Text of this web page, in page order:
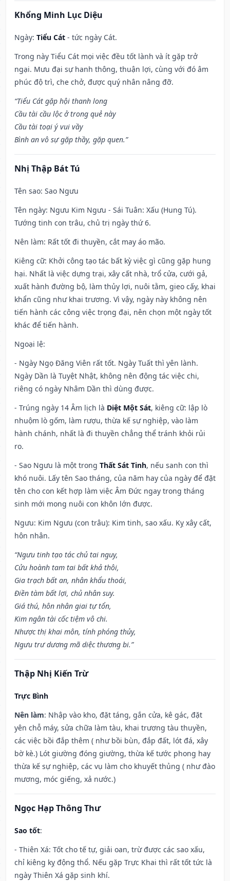
Khổng Minh Lục Diệu
Ngày: Tiểu Cát - tức ngày Cát.
Trong này Tiểu Cát mọi việc đều tốt lành và ít gặp trở
ngại. Mưu đại sự hanh thông, thuận lợi, cùng với đó âm
phúc độ trì, che chở, được quý nhân nâng đỡ.
“Tiểu Cát gặp hội thanh long
Cầu tài cầu lộc ở trong quẻ này
Cầu tài toại ý vui vầy
Bình an vô sự gặp thầy, gặp quen.”
Nhị Thập Bát Tú
Tên sao: Sao Ngưu
Tên ngày: Ngưu Kim Ngưu - Sái Tuân: Xấu (Hung Tú).
Tướng tinh con trâu, chủ trị ngày thứ 6.
Nên làm: Rất tốt đi thuyền, cắt may áo mão.
Kiêng cữ: Khởi công tạo tác bất kỳ việc gì cũng gặp hung
hại. Nhất là việc dựng trại, xây cất nhà, trổ cửa, cưới gả,
xuất hành đường bộ, làm thủy lợi, nuôi tằm, gieo cấy, khai
khẩn cũng như khai trương. Vì vậy, ngày này không nên
tiến hành các công việc trọng đại, nên chọn một ngày tốt
khác để tiến hành.
Ngoại lệ:
- Ngày Ngọ Đăng Viên rất tốt. Ngày Tuất thì yên lành.
Ngày Dần là Tuyệt Nhật, không nên động tác việc chi,
riêng có ngày Nhâm Dần thì dùng được.
- Trúng ngày 14 Âm lịch là Diệt Một Sát, kiêng cữ: lập lò
nhuộm lò gốm, làm rượu, thừa kế sự nghiệp, vào làm
hành chánh, nhất là đi thuyền chẳng thể tránh khỏi rủi
ro.
- Sao Ngưu là một trong Thất Sát Tinh, nếu sanh con thì
khó nuôi. Lấy tên Sao tháng, của năm hay của ngày để đặt
tên cho con kết hợp làm việc Âm Đức ngay trong tháng
sinh mới mong nuôi con khôn lớn được.
Ngưu: Kim Ngưu (con trâu): Kim tinh, sao xấu. Kỵ xây cất,
hôn nhân.
“Ngưu tinh tạo tác chủ tai nguy,
Cửu hoành tam tai bất khả thôi,
Gia trạch bất an, nhân khẩu thoái,
Điền tàm bất lợi, chủ nhân suy.
Giá thú, hôn nhân giai tự tổn,
Kim ngân tài cốc tiệm vô chi.
Nhược thị khai môn, tính phóng thủy,
Ngưu trư dương mã diệc thương bi.”
Thập Nhị Kiến Trừ
Trực Bình
Nên làm: Nhập vào kho, đặt táng, gắn cửa, kê gác, đặt
yên chỗ máy, sửa chữa làm tàu, khai trương tàu thuyền,
các việc bồi đắp thêm ( như bồi bùn, đắp đất, lót đá, xây
bờ kè.) Lót giường đóng giường, thừa kế tước phong hay
thừa kế sự nghiệp, các vụ làm cho khuyết thủng ( như đào
mương, móc giếng, xả nước.)
Ngọc Hạp Thông Thư
Sao tốt:
- Thiên Xá: Tốt cho tế tự, giải oan, trừ được các sao xấu,
chỉ kiêng kỵ động thổ. Nếu gặp Trực Khai thì rất tốt tức là
ngày Thiên Xá gặp sinh khí.